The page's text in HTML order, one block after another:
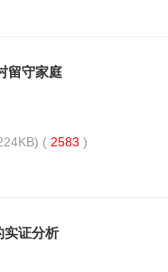
留守家庭
( 2583 )
实证分析